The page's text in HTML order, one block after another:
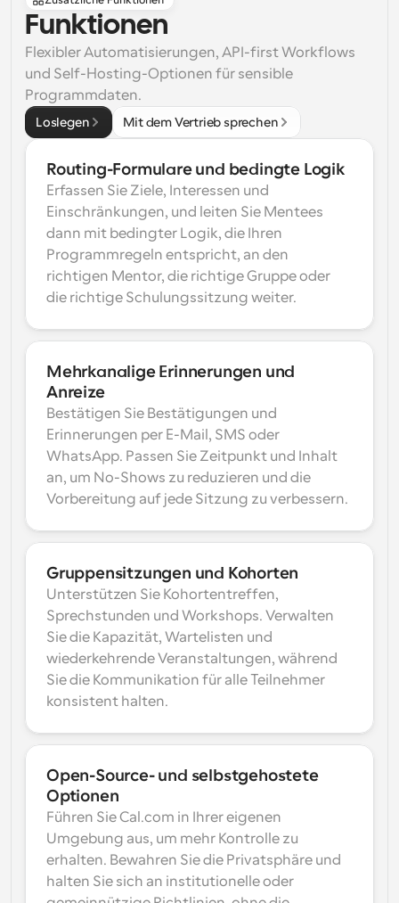
Funktionen
Flexibler Automatisierungen, API-first Workflows
und Self-Hosting-Optionen für sensible
Programmdaten.
Loslegen Mit dem Vertrieb sprechen
Routing-Formulare und bedingte Logik
Erfassen Sie Ziele, Interessen und
Einschränkungen, und leiten Sie Mentees
dann mit bedingter Logik, die Ihren
Programmregeln entspricht, an den
richtigen Mentor, die richtige Gruppe oder
die richtige Schulungssitzung weiter.
Mehrkanalige Erinnerungen und
Anreize
Bestätigen Sie Bestätigungen und
Erinnerungen per E-Mail, SMS oder
WhatsApp. Passen Sie Zeitpunkt und Inhalt
an, um No-Shows zu reduzieren und die
Vorbereitung auf jede Sitzung zu verbessern.
Gruppensitzungen und Kohorten
Unterstützen Sie Kohortentreffen,
Sprechstunden und Workshops. Verwalten
Sie die Kapazität, Wartelisten und
wiederkehrende Veranstaltungen, während
Sie die Kommunikation für alle Teilnehmer
konsistent halten.
Open-Source- und selbstgehostete
Optionen
Führen Sie Cal.com in Ihrer eigenen
Umgebung aus, um mehr Kontrolle zu
erhalten. Bewahren Sie die Privatsphäre und
halten Sie sich an institutionelle oder